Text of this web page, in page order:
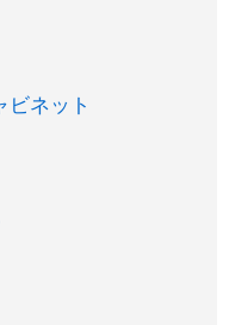
ビネット